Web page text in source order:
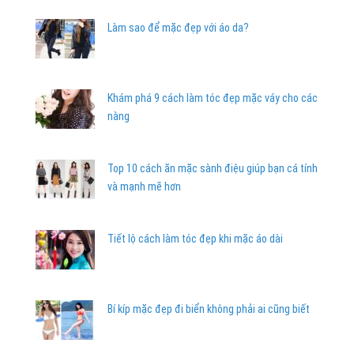
Làm sao để mặc đẹp với áo da?
Khám phá 9 cách làm tóc đẹp mặc váy cho các
nàng
Top 10 cách ăn mặc sành điệu giúp bạn cá tính
và mạnh mẽ hơn
Tiết lộ cách làm tóc đẹp khi mặc áo dài
Bí kíp mặc đẹp đi biển không phải ai cũng biết